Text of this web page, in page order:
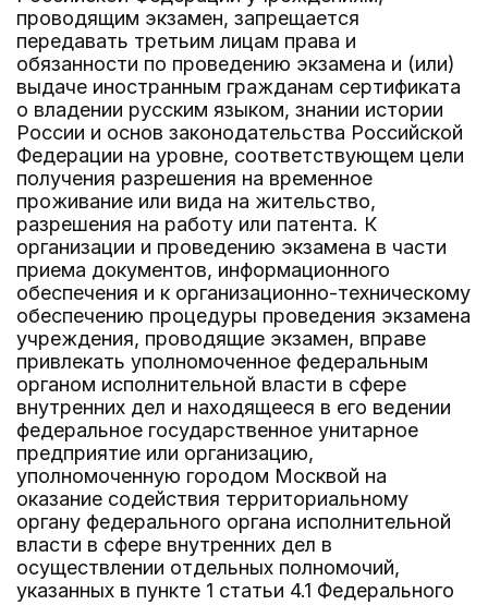
проводящим экзамен, запрещается
передавать третьим лицам права и
обязанности по проведению экзамена и (или)
выдаче иностранным гражданам сертификата
о владении русским языком, знании истории
России и основ законодательства Российской
Федерации на уровне, соответствующем цели
получения разрешения на временное
проживание или вида на жительство,
разрешения на работу или патента. К
организации и проведению экзамена в части
приема документов, информационного
обеспечения и к организационно-техническому
обеспечению процедуры проведения экзамена
учреждения, проводящие экзамен, вправе
привлекать уполномоченное федеральным
органом исполнительной власти в сфере
внутренних дел и находящееся в его ведении
федеральное государственное унитарное
предприятие или организацию,
уполномоченную городом Москвой на
оказание содействия территориальному
органу федерального органа исполнительной
власти в сфере внутренних дел в
осуществлении отдельных полномочий,
указанных в пункте 1 статьи 4.1 Федерального